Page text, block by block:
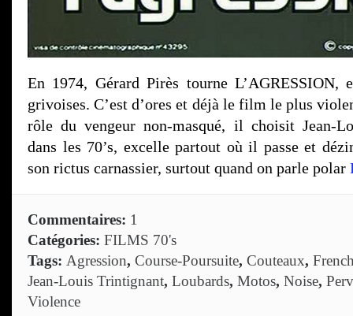
En 1974, Gérard Pirès tourne L’AGRESSION,
grivoises. C’est d’ores et déjà le film le plus
rôle du vengeur non-masqué, il choisit Jean-
dans les 70’s, excelle partout où il passe et
son rictus carnassier, surtout quand on parle polar
Commentaires: 1
Catégories: FILMS 70's
Tags: Agression, Course-Poursuite, Couteaux,
Jean-Louis Trintignant, Loubards, Motos, Noise,
Violence